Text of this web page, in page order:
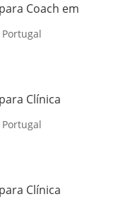
Coach em
Clínica
Clínica